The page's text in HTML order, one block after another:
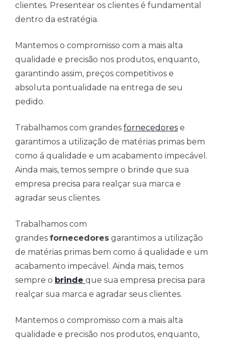
clientes. Presentear os clientes é fundamental
dentro da estratégia.
Mantemos o compromisso com a mais alta
qualidade e precisão nos produtos, enquanto,
garantindo assim, preços competitivos e
absoluta pontualidade na entrega de seu
pedido.
Trabalhamos com grandes fornecedores e
garantimos a utilização de matérias primas bem
como á qualidade e um acabamento impecável.
Ainda mais, temos sempre o brinde que sua
empresa precisa para realçar sua marca e
agradar seus clientes.
Trabalhamos com
grandes fornecedores garantimos a utilização
de matérias primas bem como á qualidade e um
acabamento impecável. Ainda mais, temos
sempre o brinde que sua empresa precisa para
realçar sua marca e agradar seus clientes.
Mantemos o compromisso com a mais alta
qualidade e precisão nos produtos, enquanto,